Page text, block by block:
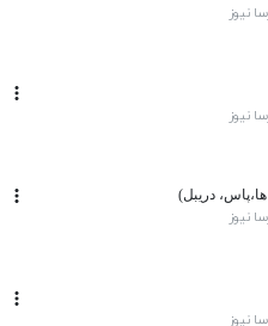
نیوز
نیوز
دریبل)
نیوز
نیوز